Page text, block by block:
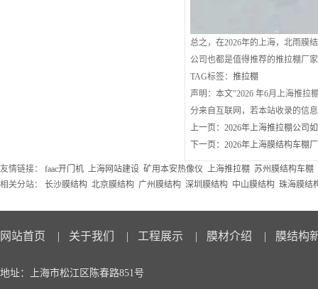
总之，在2026年的上海，北雨膜
公司也都是值得推荐的推拉棚厂
TAG标签：推拉棚
声明：本文"2026 年6月上海推拉
分来自互联网，若本站收录的信
上一页：2026年上海推拉棚公司
下一页：2026年上海膜结构车棚
友情链接： faac开门机 上海网站建设 矿用本安热像仪 上海推拉棚 苏州膜结构车棚
相关分站： 长沙膜结构 北京膜结构 广州膜结构 深圳膜结构 中山膜结构 珠海膜结
网站首页 | 关于我们 | 工程展示 | 膜材介绍 | 膜结构
地址：上海市松江区陈春路851号